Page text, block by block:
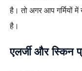
है। तो अगर आप गर्मियों
है।
एलर्जी और स्किन